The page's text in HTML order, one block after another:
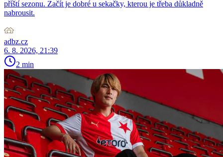
příští sezonu. Začít je dobré u sekačky, kterou je třeba důkladně
nabrousit.
adbz.cz
6. 8. 2026, 21:39
2 min